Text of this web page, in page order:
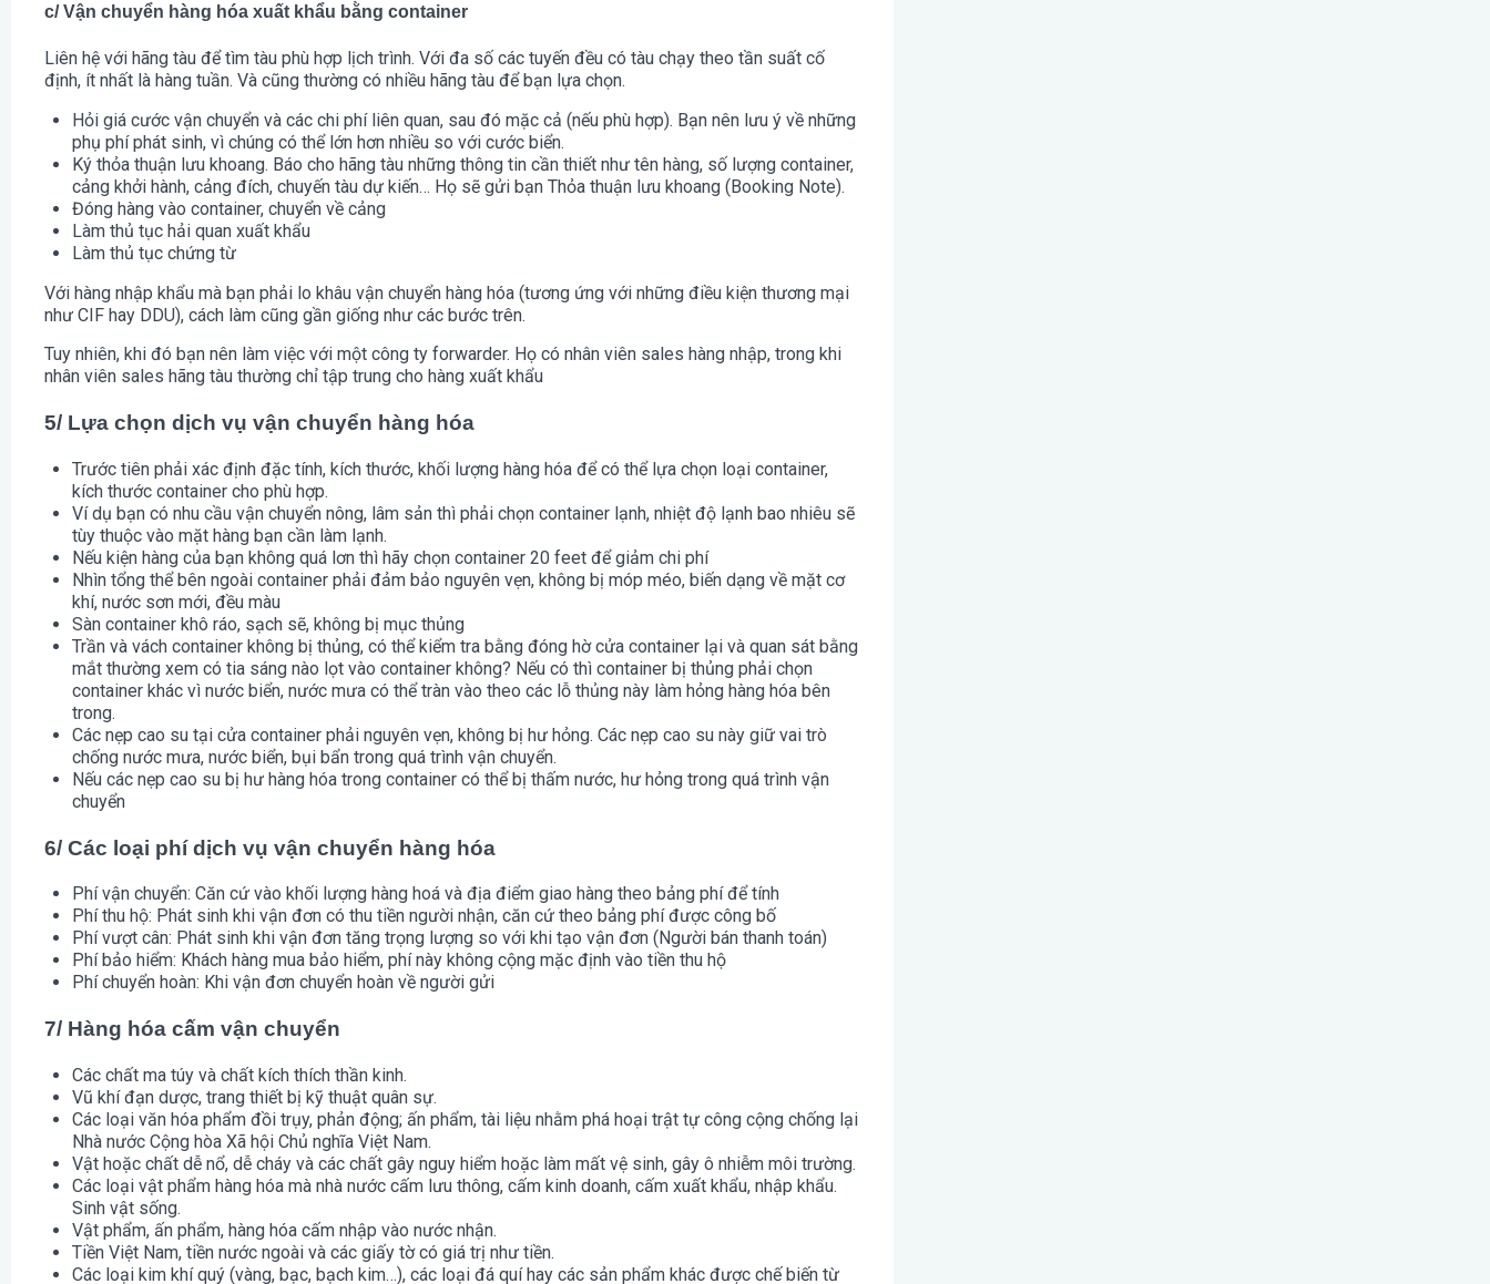
c/ Vận chuyển hàng hóa xuất khẩu bằng container
Liên hệ với hãng tàu để tìm tàu phù hợp lịch trình. Với đa số các tuyến đều có tàu chạy theo tần suất cố
định, ít nhất là hàng tuần. Và cũng thường có nhiều hãng tàu để bạn lựa chọn.
Hỏi giá cước vận chuyển và các chi phí liên quan, sau đó mặc cả (nếu phù hợp). Bạn nên lưu ý về những
phụ phí phát sinh, vì chúng có thể lớn hơn nhiều so với cước biển.
Ký thỏa thuận lưu khoang. Báo cho hãng tàu những thông tin cần thiết như tên hàng, số lượng container,
cảng khởi hành, cảng đích, chuyến tàu dự kiến… Họ sẽ gửi bạn Thỏa thuận lưu khoang (Booking Note).
Đóng hàng vào container, chuyển về cảng
Làm thủ tục hải quan xuất khẩu
Làm thủ tục chứng từ
Với hàng nhập khẩu mà bạn phải lo khâu vận chuyển hàng hóa (tương ứng với những điều kiện thương mại
như CIF hay DDU), cách làm cũng gần giống như các bước trên.
Tuy nhiên, khi đó bạn nên làm việc với một công ty forwarder. Họ có nhân viên sales hàng nhập, trong khi
nhân viên sales hãng tàu thường chỉ tập trung cho hàng xuất khẩu
5/ Lựa chọn dịch vụ vận chuyển hàng hóa
Trước tiên phải xác định đặc tính, kích thước, khối lượng hàng hóa để có thể lựa chọn loại container,
kích thước container cho phù hợp.
Ví dụ bạn có nhu cầu vận chuyển nông, lâm sản thì phải chọn container lạnh, nhiệt độ lạnh bao nhiêu sẽ
tùy thuộc vào mặt hàng bạn cần làm lạnh.
Nếu kiện hàng của bạn không quá lơn thì hãy chọn container 20 feet để giảm chi phí
Nhìn tổng thể bên ngoài container phải đảm bảo nguyên vẹn, không bị móp méo, biến dạng về mặt cơ
khí, nước sơn mới, đều màu
Sàn container khô ráo, sạch sẽ, không bị mục thủng
Trần và vách container không bị thủng, có thể kiểm tra bằng đóng hờ cửa container lại và quan sát bằng
mắt thường xem có tia sáng nào lọt vào container không? Nếu có thì container bị thủng phải chọn
container khác vì nước biển, nước mưa có thể tràn vào theo các lỗ thủng này làm hỏng hàng hóa bên
trong.
Các nẹp cao su tại cửa container phải nguyên vẹn, không bị hư hỏng. Các nẹp cao su này giữ vai trò
chống nước mưa, nước biển, bụi bẩn trong quá trình vận chuyển.
Nếu các nẹp cao su bị hư hàng hóa trong container có thể bị thấm nước, hư hỏng trong quá trình vận
chuyển
6/ Các loại phí dịch vụ vận chuyển hàng hóa
Phí vận chuyển: Căn cứ vào khối lượng hàng hoá và địa điểm giao hàng theo bảng phí để tính
Phí thu hộ: Phát sinh khi vận đơn có thu tiền người nhận, căn cứ theo bảng phí được công bố
Phí vượt cân: Phát sinh khi vận đơn tăng trọng lượng so với khi tạo vận đơn (Người bán thanh toán)
Phí bảo hiểm: Khách hàng mua bảo hiểm, phí này không cộng mặc định vào tiền thu hộ
Phí chuyển hoàn: Khi vận đơn chuyển hoàn về người gửi
7/ Hàng hóa cấm vận chuyển
Các chất ma túy và chất kích thích thần kinh.
Vũ khí đạn dược, trang thiết bị kỹ thuật quân sự.
Các loại văn hóa phẩm đồi trụy, phản động; ấn phẩm, tài liệu nhằm phá hoại trật tự công cộng chống lại
Nhà nước Cộng hòa Xã hội Chủ nghĩa Việt Nam.
Vật hoặc chất dễ nổ, dễ cháy và các chất gây nguy hiểm hoặc làm mất vệ sinh, gây ô nhiễm môi trường.
Các loại vật phẩm hàng hóa mà nhà nước cấm lưu thông, cấm kinh doanh, cấm xuất khẩu, nhập khẩu.
Sinh vật sống.
Vật phẩm, ấn phẩm, hàng hóa cấm nhập vào nước nhận.
Tiền Việt Nam, tiền nước ngoài và các giấy tờ có giá trị như tiền.
Các loại kim khí quý (vàng, bạc, bạch kim…), các loại đá quí hay các sản phẩm khác được chế biến từ